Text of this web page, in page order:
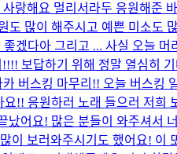
해요 멀리서라두 응원해준
많이 해주시고 예쁜 미소도
겠다아 그리고 ... 사실 오늘 머
보답하기 위해 정말 열심히
카 버스킹 마무리!! 오늘 버스킹
!! 응원하러 노래 들으러 저희
났어요! 많은 분들이 와주셔서
보러와주시기도 했어요! 이